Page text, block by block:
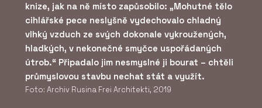
knize, jak na ně místo zapůsobilo: „Mohutné tělo
cihlářské pece neslyšně vydechovalo chladný
vlhký vzduch ze svých dokonale vykroužených,
hladkých, v nekonečné smyčce uspořádaných
útrob.“ Připadalo jim nesmyslné ji bourat – chtěli
průmyslovou stavbu nechat stát a využít.
Foto: Archiv Rusina Frei Architekti, 2019